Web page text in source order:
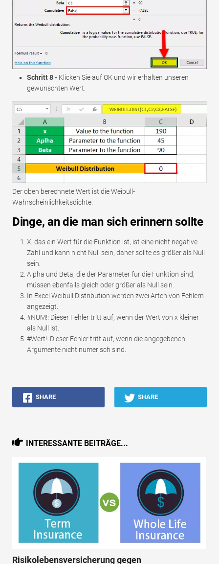
Schritt 8 - Klicken Sie auf OK und wir erhalten unseren
gewünschten Wert.
Der oben berechnete Wert ist die Weibull-
Wahrscheinlichkeitsdichte.
Dinge, an die man sich erinnern sollte
X, das ein Wert für die Funktion ist, ist eine nicht negative
Zahl und kann nicht Null sein, daher sollte es größer als Null
sein.
Alpha und Beta, die der Parameter für die Funktion sind,
müssen ebenfalls gleich oder größer als Null sein.
In Excel Weibull Distribution werden zwei Arten von Fehlern
angezeigt.
#NUM!: Dieser Fehler tritt auf, wenn der Wert von x kleiner
als Null ist.
#Wert!: Dieser Fehler tritt auf, wenn die angegebenen
Argumente nicht numerisch sind.
SHARE SHARE
INTERESSANTE BEITRÄGE...
Risikolebensversicherung gegen